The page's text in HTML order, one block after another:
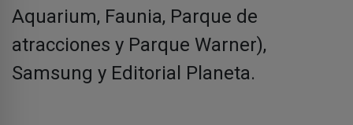
Aquarium, Faunia, Parque de
atracciones y Parque Warner),
Samsung y Editorial Planeta.